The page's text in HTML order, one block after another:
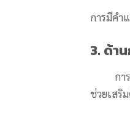
การมีคำ
3. ด้า
การท
ช่วยเสริ